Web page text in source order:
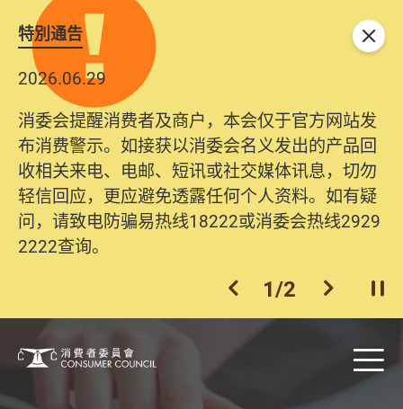
特別通告
2026.06.29
消委会提醒消费者及商户，本会仅于官方网站发
布消费警示。如接获以消委会名义发出的产品回
收相关来电、电邮、短讯或社交媒体讯息，切勿
轻信回应，更应避免透露任何个人资料。如有疑
问，请致电防骗易热线18222或消委会热线2929
2222查询。
上一个
1/2 下一个开
关闭
消费者委员会 目